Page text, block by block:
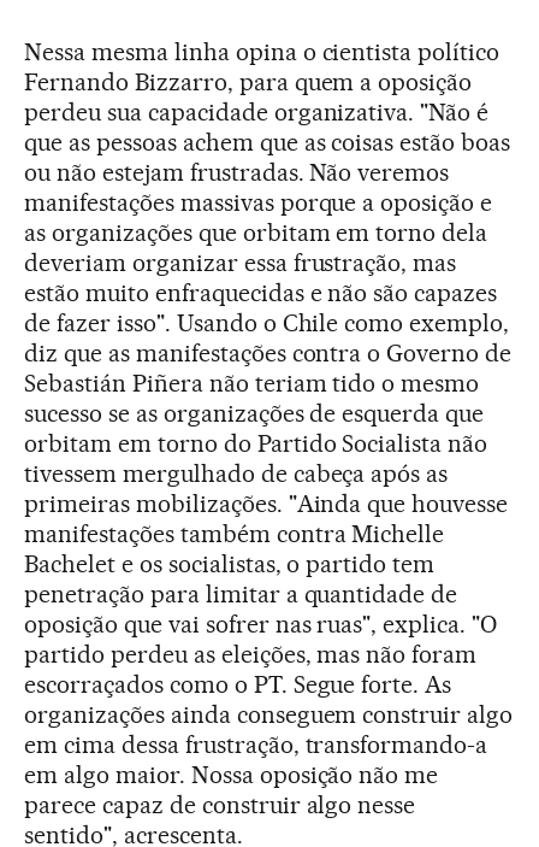
Nessa mesma linha opina o cientista político
Fernando Bizzarro, para quem a oposição
perdeu sua capacidade organizativa. "Não é
que as pessoas achem que as coisas estão boas
ou não estejam frustradas. Não veremos
manifestações massivas porque a oposição e
as organizações que orbitam em torno dela
deveriam organizar essa frustração, mas
estão muito enfraquecidas e não são capazes
de fazer isso". Usando o Chile como exemplo,
diz que as manifestações contra o Governo de
Sebastián Piñera não teriam tido o mesmo
sucesso se as organizações de esquerda que
orbitam em torno do Partido Socialista não
tivessem mergulhado de cabeça após as
primeiras mobilizações. "Ainda que houvesse
manifestações também contra Michelle
Bachelet e os socialistas, o partido tem
penetração para limitar a quantidade de
oposição que vai sofrer nas ruas", explica. "O
partido perdeu as eleições, mas não foram
escorraçados como o PT. Segue forte. As
organizações ainda conseguem construir algo
em cima dessa frustração, transformando-a
em algo maior. Nossa oposição não me
parece capaz de construir algo nesse
sentido", acrescenta.